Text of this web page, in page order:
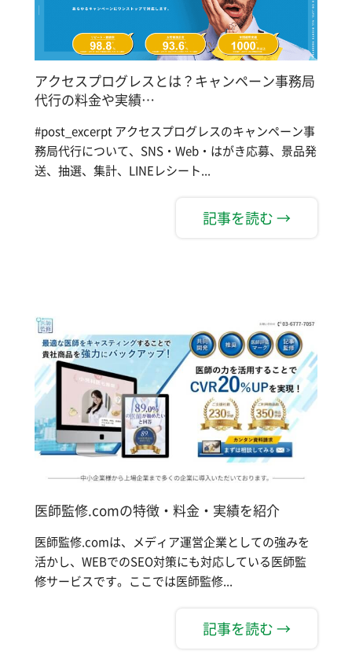
アクセスプログレスとは？キャンペーン事務局
代行の料金や実績…
#post_excerpt アクセスプログレスのキャンペーン事
務局代行について、SNS・Web・はがき応募、景品発
送、抽選、集計、LINEレシート...
記事を読む →
医師監修.comの特徴・料金・実績を紹介
医師監修.comは、メディア運営企業としての強みを
活かし、WEBでのSEO対策にも対応している医師監
修サービスです。ここでは医師監修...
記事を読む →